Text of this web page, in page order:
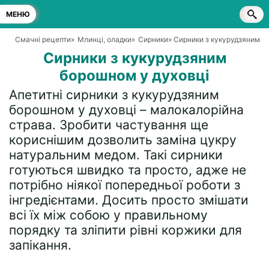
МЕНЮ
Смачні рецепти» Млинці, оладки» Сирники» Сирники з кукурудзяним
Сирники з кукурудзяним
борошном у духовці
Апетитні сирники з кукурудзяним
борошном у духовці – малокалорійна
страва. Зробити частування ще
кориснішим дозволить заміна цукру
натуральним медом. Такі сирники
готуються швидко та просто, адже не
потрібно ніякої попередньої роботи з
інгредієнтами. Досить просто змішати
всі їх між собою у правильному
порядку та зліпити рівні коржики для
запікання.